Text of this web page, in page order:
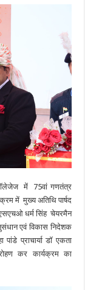
में 75वां गणतंत्र
में मुख्य अतिथि पार्षद
एसएचओ धर्म सिंह चेयरमैन
एवं विकास निदेशक
पांडे प्राचार्या डॉ एकता
कर कार्यक्रम का